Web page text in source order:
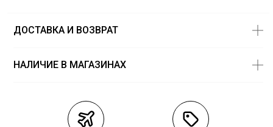
ДОСТАВКА И ВОЗВРАТ
Курьерская доставка СДЭК
НАЛИЧИЕ В МАГАЗИНАХ